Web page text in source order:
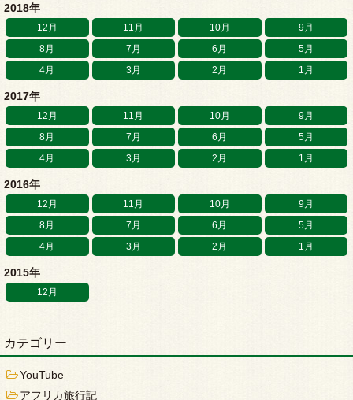
2018年
12月 11月 10月
9月
8月
7月 6月
5月
4月
3月 2月 1月
2017年
12月 11月 10月
9月
8月
7月 6月
5月
4月
3月 2月 1月
2016年
12月 11月 10月
9月
8月
7月 6月
5月
4月
3月 2月 1月
2015年
12月
カテゴリー
YouTube
アフリカ旅行記